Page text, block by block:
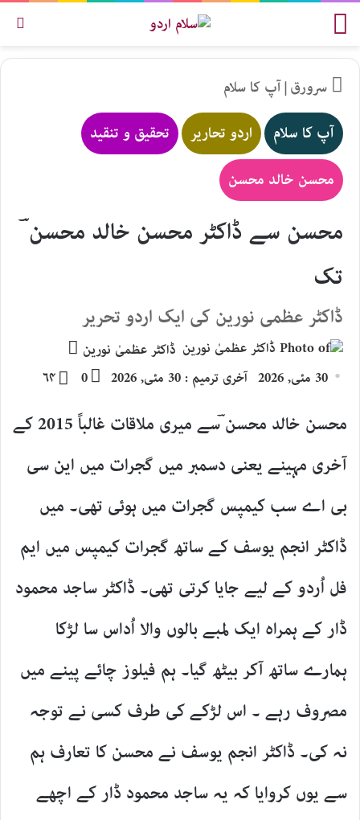
سرورق|آپ کا سلام
آپ کا سلام اردو تحاریر تحقیق و تنقید
محسن خالد محسن
محسن سے ڈاکٹر محسن خالد محسن ؔ
تک
ڈاکٹر عظمی نورین کی ایک اردو تحریر
ڈاکٹر عظمیٰ نورین
email
30 مئی, 2026 آخری ترمیم : 30 مئی, 2026 0 ۶۴
محسن خالد محسن ؔسے میری ملاقات غالباً 2015 کے
آخری مہینے یعنی دسمبر میں گجرات میں این سی
بی اے سب کیمپس گجرات میں ہوئی تھی۔ میں
ڈاکٹر انجم یوسف کے ساتھ گجرات کیمپس میں ایم
فل اُردو کے لیے جایا کرتی تھی۔ ڈاکٹر ساجد محمود
ڈار کے ہمراہ ایک لمبے بالوں والا اُداس سا لڑکا
ہمارے ساتھ آکر بیٹھ گیا۔ ہم فیلوز چائے پینے میں
مصروف رہے ۔ اس لڑکے کی طرف کسی نے توجہ
نہ کی۔ ڈاکٹر انجم یوسف نے محسن کا تعارف ہم
سے یوں کروایا کہ یہ ساجد محمود ڈار کے اچھے